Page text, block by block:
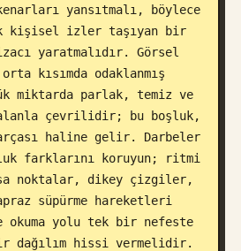
yansıtmalı, böylece
kişisel izler taşıyan bir
yaratmalıdır. Görsel
kısımda odaklanmış
miktarda parlak, temiz ve
çevrilidir; bu boşluk,
haline gelir. Darbeler
farklarını koruyun; ritmi
noktalar, dikey çizgiler,
süpürme hareketleri
okuma yolu tek bir nefeste
dağılım hissi vermelidir.